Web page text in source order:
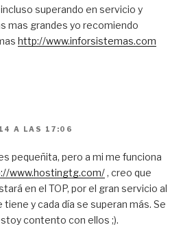
superando en servicio y
mas grandes yo recomiendo
http://www.inforsistemas.com
A LAS 17:06
pequeñita, pero a mi me funciona
www.hostingtg.com/, creo que
en el TOP, por el gran servicio al
tiene y cada día se superan más. Se
contento con ellos ;).